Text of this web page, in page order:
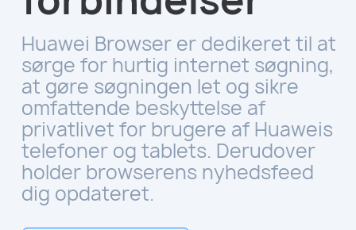
Huawei Browser er dedikeret til at
sørge for hurtig internet søgning,
at gøre søgningen let og sikre
omfattende beskyttelse af
privatlivet for brugere af Huaweis
telefoner og tablets. Derudover
holder browserens nyhedsfeed
dig opdateret.